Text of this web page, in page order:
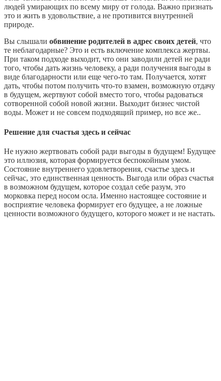
людей умирающих по всему миру от голода. Важно признать
это и жить в удовольствие, а не противится внутренней
природе.
Вы слышали обвинение родителей в адрес своих детей, что
те неблагодарные? Это и есть включение комплекса жертвы.
При таком подходе выходит, что они заводили детей не ради
того, чтобы дать жизнь человеку, а ради получения выгоды в
виде благодарности или еще чего-то там. Получается, хотят
дать, чтобы потом получить что-то взамен, возможную отдачу
в будущем, жертвуют собой вместо того, чтобы радоваться
сотворенной собой новой жизни. Выходит бизнес чистой
воды. Может и не совсем подходящий пример, но все же..
Решение для счастья здесь и сейчас
Не нужно жертвовать собой ради выгоды в будущем! Будущее
это иллюзия, которая формируется беспокойным умом.
Состояние внутреннего удовлетворения, счастье здесь и
сейчас, это единственная ценность. Выгода или образ счастья
в возможном будущем, которое создал себе разум, это
морковка перед носом осла. Именно настоящее состояние и
восприятие человека формирует его будущее, а не ложные
ценности возможного будущего, которого может и не настать.